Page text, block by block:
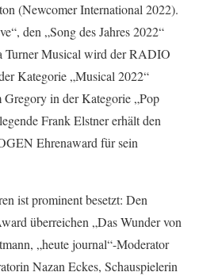
(Newcomer International 2022).
den „Song des Jahres 2022“
Musical wird der RADIO
Kategorie „Musical 2022“
in der Kategorie „Pop
Frank Elstner erhält den
Ehrenaward für sein
ist prominent besetzt: Den
überreichen „Das Wunder von
„heute journal“-Moderator
Nazan Eckes, Schauspielerin